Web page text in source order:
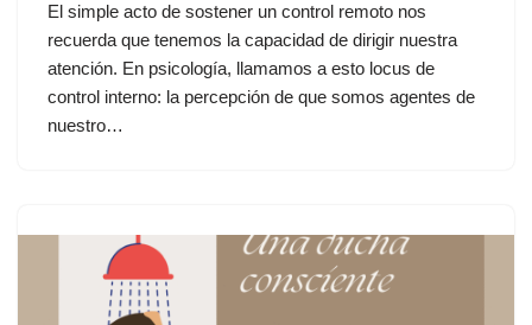
El simple acto de sostener un control remoto nos
recuerda que tenemos la capacidad de dirigir nuestra
atención. En psicología, llamamos a esto locus de
control interno: la percepción de que somos agentes de
nuestro…